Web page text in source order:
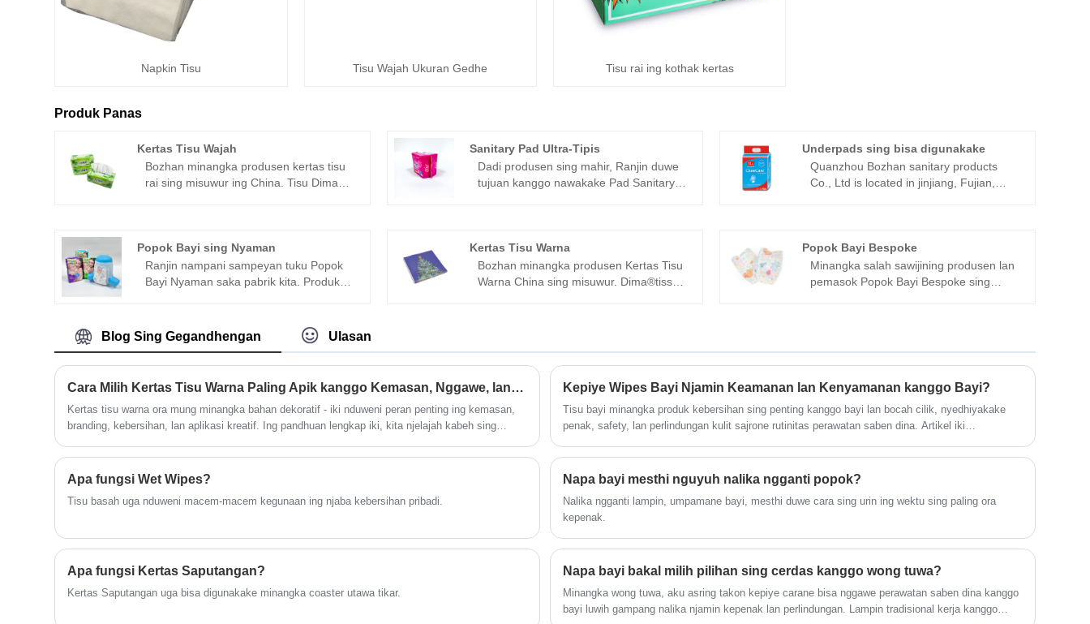
Napkin Tisu Tisu Wajah Ukuran Gedhe Tisu rai ing kothak kertas
Produk Panas
Kertas Tisu Wajah
Bozhan minangka produsen kertas tisu
rai sing misuwur ing China. Tisu Dima®
sampeyan tetep resik. Serbet putih
premium iki nduweni lembaran sing
luwih kandel kanggo kinerja sing luwih
piknik, prasmanan latar mburi, utawa
perayaan ulang tahun.
Sanitary Pad Ultra-Tipis
Dadi produsen sing mahir, Ranjin duwe
tujuan kanggo nawakake Pad Sanitary
Digawe saka teknologi paling anyar lan
bahan kualitas paling dhuwur, serbet
sanitasi ultra-tipis nawakake
Underpads sing bisa digunakake
Quanzhou Bozhan sanitary products
Co., Ltd is located in jinjiang, Fujian,
especially engaged in hygiene products
supplies.
Popok Bayi sing Nyaman
Ranjin nampani sampeyan tuku Popok
Bayi Nyaman saka pabrik kita. Produk
nyedhiyani layanan apik lan prices
pabrik.
Kertas Tisu Warna
Bozhan minangka produsen Kertas Tisu
Warna China sing misuwur. Dima®tissue
lembaran sing luwih kandel kanggo
kinerja sing luwih apik. Sampurna
kanggo panggunaan saben dina saka
panganan santai nganti piknik,
prasmanan latar mburi, utawa perayaan
ulang tahun.
Popok Bayi Bespoke
Minangka salah sawijining produsen lan
pemasok Popok Bayi Bespoke sing
miturut gagasan sampeyan. Kita dijamin
tim profesional. Layanan apik lan rega
murah kasedhiya.
Blog Sing Gegandhengan Ulasan
Cara Milih Kertas Tisu Warna Paling Apik kanggo Kemasan, Nggawe, lan Gunakake Saben Dina
Kertas tisu warna ora mung minangka bahan dekoratif - iki nduweni peran penting ing kemasan,
branding, kebersihan, lan aplikasi kreatif. Ing pandhuan lengkap iki, kita njelajah kabeh sing
aplikasi, lan carane milih pilihan sing paling apik kanggo kabutuhan sampeyan.
Kepiye Wipes Bayi Njamin Keamanan lan Kenyamanan kanggo Bayi?
Tisu bayi minangka produk kebersihan sing penting kanggo bayi lan bocah cilik, nyedhiyakake
penak, safety, lan perlindungan kulit sajrone rutinitas perawatan saben dina. Artikel iki
materi, lan masalah umum sing diadhepi wong tuwa. Iki uga nylidiki carane milih wipes sing tepat
kanggo kulit sensitif, pertimbangan lingkungan, lan efektifitas biaya. Kanthi wawasan babagan
tepat. Ranjin nyedhiyakake tisu bayi kanthi kualitas dhuwur sing nggabungake perawatan sing
lembut karo kinerja reresik sing efektif.
Apa fungsi Wet Wipes?
Tisu basah uga nduweni macem-macem kegunaan ing njaba kebersihan pribadi.
Napa bayi mesthi nguyuh nalika ngganti popok?
Nalika ngganti lampin, umpamane bayi, mesthi duwe cara sing urin ing wektu sing paling ora
kepenak.
Apa fungsi Kertas Saputangan?
Kertas Saputangan uga bisa digunakake minangka coaster utawa tikar.
Napa bayi bakal milih pilihan sing cerdas kanggo wong tuwa?
Minangka wong tuwa, aku asring takon kepiye carane bisa nggawe perawatan saben dina kanggo
bayi luwih gampang nalika njamin kepenak lan perlindungan. Lampin tradisional kerja kanggo